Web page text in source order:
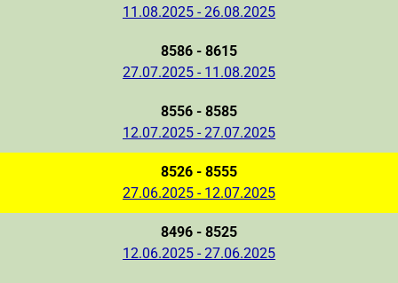
11.08.2025 - 26.08.2025
8586 - 8615
27.07.2025 - 11.08.2025
8556 - 8585
12.07.2025 - 27.07.2025
8526 - 8555
27.06.2025 - 12.07.2025
8496 - 8525
12.06.2025 - 27.06.2025